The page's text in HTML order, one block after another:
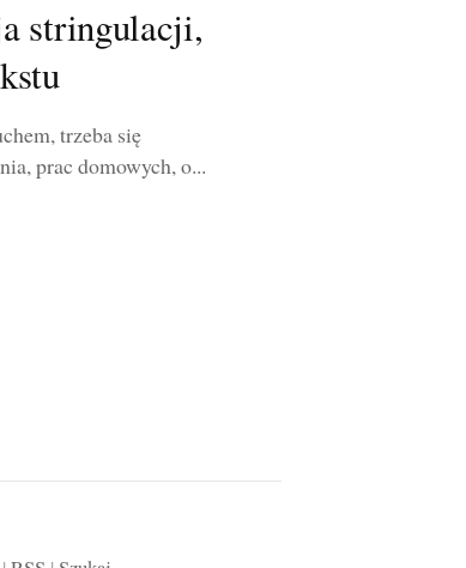
stringulacji,
trzeba się
prac domowych, o...